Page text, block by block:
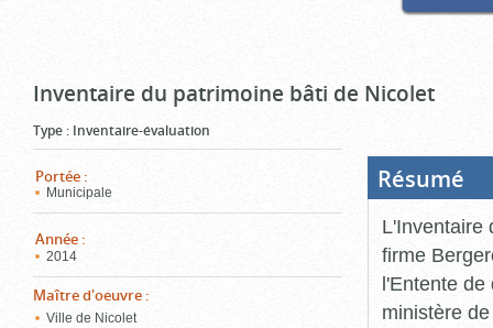
Inventaire du patrimoine bâti de Nicolet
Type : Inventaire-évaluation
Portée :
Municipale
Année :
2014
Maître d'oeuvre :
Ville de Nicolet
Résumé
L'Inventaire
firme
l'Entente de
ministère